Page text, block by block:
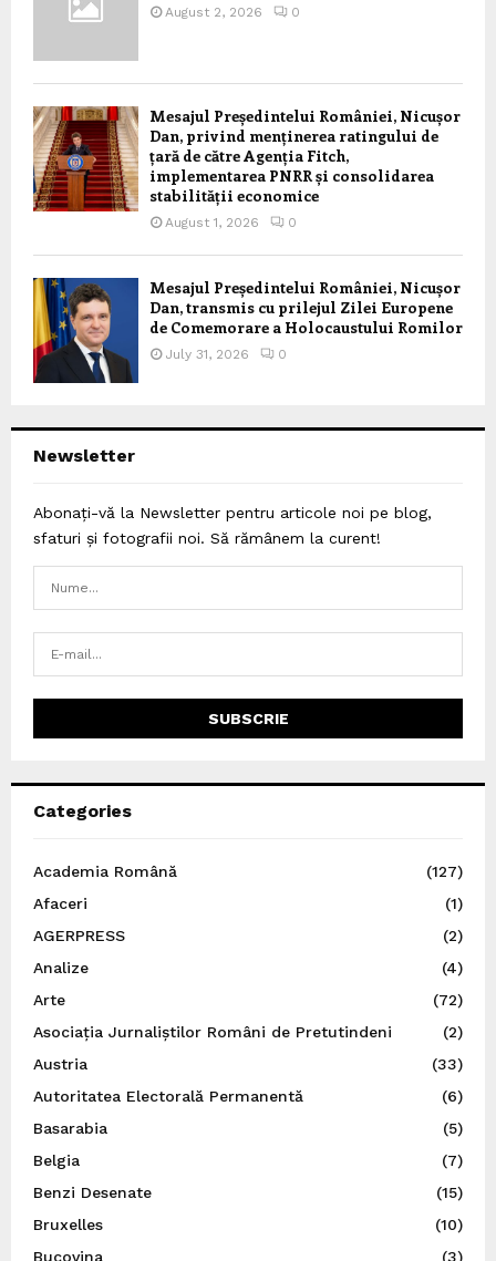
August 2, 2026 0
Mesajul Președintelui României, Nicușor
Dan, privind menținerea ratingului de
țară de către Agenția Fitch,
implementarea PNRR și consolidarea
stabilității economice
August 1, 2026 0
Mesajul Președintelui României, Nicușor
Dan, transmis cu prilejul Zilei Europene
de Comemorare a Holocaustului Romilor
July 31, 2026 0
Newsletter
Abonați-vă la Newsletter pentru articole noi pe blog,
sfaturi și fotografii noi. Să rămânem la curent!
Categories
Academia Română
(127)
Afaceri
(1)
AGERPRESS
(2)
Analize
(4)
Arte
(72)
Asociația Jurnaliștilor Români de Pretutindeni
(2)
Austria
(33)
Autoritatea Electorală Permanentă
(6)
Basarabia
(5)
Belgia
(7)
Benzi Desenate
(15)
Bruxelles
(10)
Bucovina
(3)